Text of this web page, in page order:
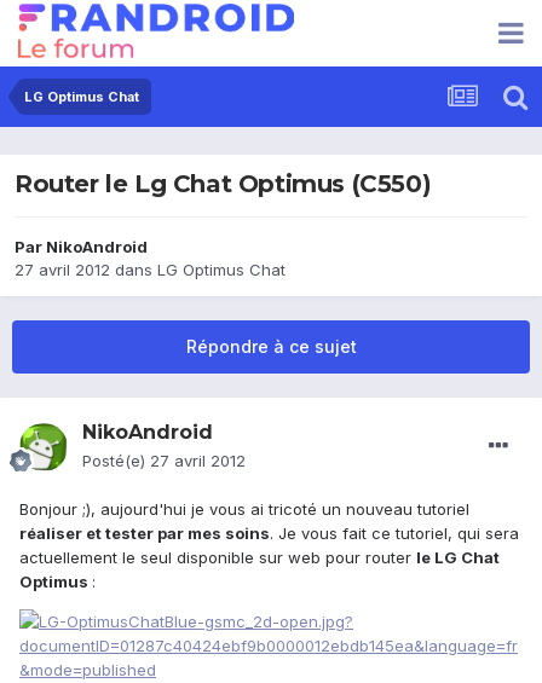
LG Optimus Chat
Router le Lg Chat Optimus (C550)
Par NikoAndroid
27 avril 2012 dans LG Optimus Chat
Répondre à ce sujet
NikoAndroid
Posté(e) 27 avril 2012
Bonjour ;), aujourd'hui je vous ai tricoté un nouveau tutoriel
réaliser et tester par mes soins. Je vous fait ce tutoriel, qui sera
actuellement le seul disponible sur web pour router le LG Chat
Optimus :